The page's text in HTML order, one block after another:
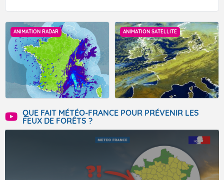
ANIMATION RADAR ANIMATION SATELLITE
QUE FAIT MÉTÉO-FRANCE POUR PRÉVENIR LES
FEUX DE FORÊTS ?